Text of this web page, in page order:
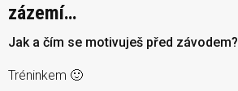
zázemí…
Jak a čím se motivuješ před závodem?
Tréninkem 🙂